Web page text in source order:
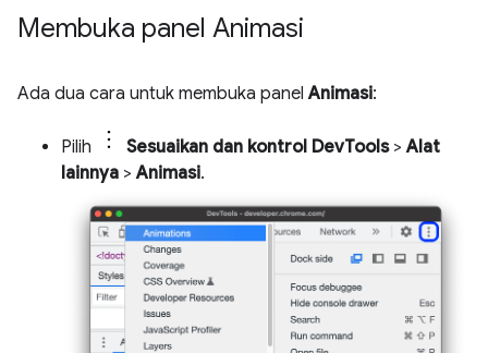
Membuka panel Animasi
Ada dua cara untuk membuka panelAnimasi:
Pilih Sesuaikan dan kontrol DevTools>Alat
lainnya >Animasi.